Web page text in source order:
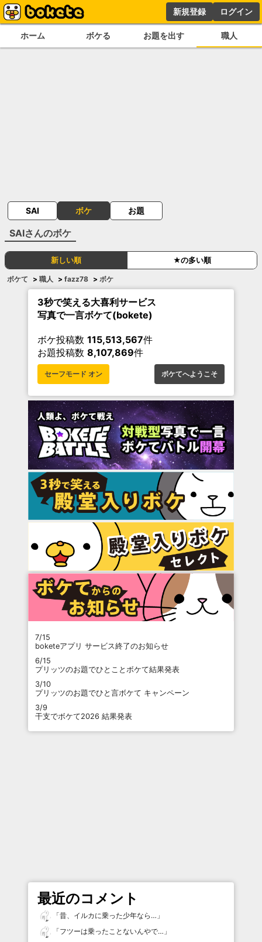
新規登録 ログイン
ホーム ボケる お題を出す 職人
SAI ボケ お題
SAIさんのボケ
新しい順 ★の多い順
ボケて > 職人 > fazz78 > ボケ
3秒で笑える大喜利サービス
写真で一言ボケて(bokete)
ボケ投稿数 115,513,567件
お題投稿数 8,107,869件
セーフモード オン ボケてへようこそ
7/15
boketeアプリ サービス終了のお知らせ
6/15
プリッツのお題でひとことボケて結果発表
3/10
プリッツのお題でひと言ボケて キャンペーン
3/9
干支でボケて2026 結果発表
最近のコメント
「昔、イルカに乗った少年なら… 」
「フツーは乗ったことないんやで… 」